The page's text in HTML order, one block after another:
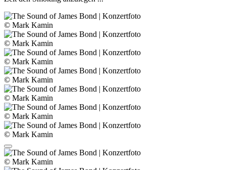
© Mark Kamin
© Mark Kamin
© Mark Kamin
© Mark Kamin
© Mark Kamin
© Mark Kamin
© Mark Kamin
© Mark Kamin